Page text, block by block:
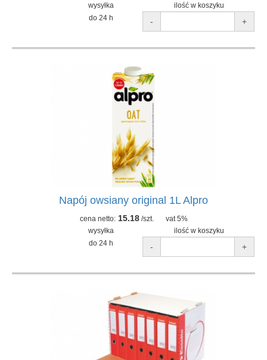
wysyłka
ilość w koszyku
do 24 h
- +
Napój owsiany original 1L Alpro
cena netto: 15.18/szt.
vat 5%
wysyłka
ilość w koszyku
do 24 h
- +